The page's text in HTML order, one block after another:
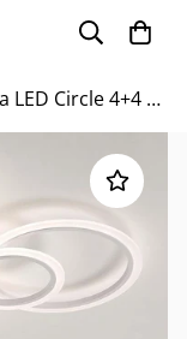
Lustra LED Circle 4+4 Gigant Alba Echivalent 1000W Telecomanda